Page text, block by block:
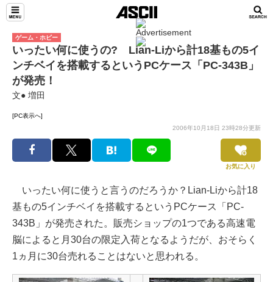
ゲーム・ホビー
いったい何に使うの? Lian-Liから計18基もの5イ
ンチベイを搭載するというPCケース「PC-343B」
が発売！
文● 増田
[PC表示へ]
2006年10月18日 23時28分更新
お気に入り
いったい何に使うと言うのだろうか？Lian-Liから計18
基もの5インチベイを搭載するというPCケース「PC-
343B」が発売された。販売ショップの1つである高速電
脳によると月30台の限定入荷となるようだが、おそらく
1ヵ月に30台売れることはないと思われる。